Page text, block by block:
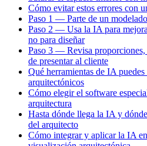
Cómo evitar estos errores con
Paso 1 — Parte de un
Paso 2 — Usa la IA para
no para diseñar
Paso 3 — Revisa
de presentar al cliente
Qué herramientas de IA puedes
arquitectónicos
Cómo elegir el software
arquitectura
Hasta dónde llega la IA y
del arquitecto
Cómo integrar y aplicar la IA